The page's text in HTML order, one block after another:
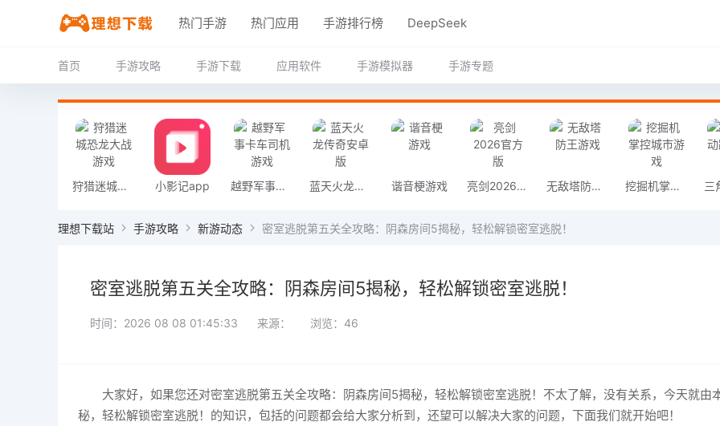
热门手游 热门应用 手游排行榜 DeepSeek
首页 手游攻略 手游下载 应用软件 手游模拟器 手游专题
狩猎迷城恐龙大战游戏 小影记app 越野军事卡车司机游戏 蓝天火龙传奇安卓版 谐音梗游戏 亮剑2026官方版 无敌塔防王游戏 挖掘机掌控城市游戏
理想下载站 手游攻略 新游动态 密室逃脱第五关全攻略：阴森房间5揭秘，轻松解锁密室逃脱！
密室逃脱第五关全攻略：阴森房间5揭秘，轻松解锁密室逃脱！
时间：2026 08 08 01:45:33 来源： 浏览：46
大家好，如果您还对密室逃脱第五关全攻略：阴森房间5揭秘，轻松解锁密室逃脱！不太了解，没有关系，今天就
秘，轻松解锁密室逃脱！的知识，包括的问题都会给大家分析到，还望可以解决大家的问题，下面我们就开始吧！